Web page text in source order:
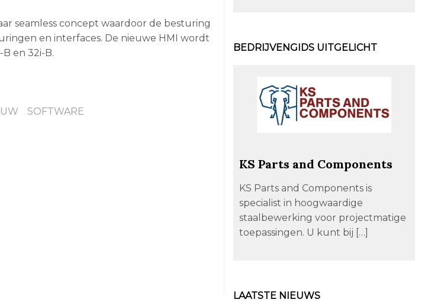
seamless concept waardoor de besturing
en interfaces. De nieuwe HMI wordt
en 32i-B.
SOFTWARE
BEDRIJVENGIDS UITGELICHT
KS Parts and Components
KS Parts and Components is
specialist in hoogwaardige
staalbewerking voor projectmatige
toepassingen. U kunt bij […]
LAATSTE NIEUWS